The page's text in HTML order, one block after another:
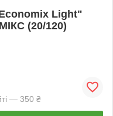
Light"
(20/120)
— 350 ₴